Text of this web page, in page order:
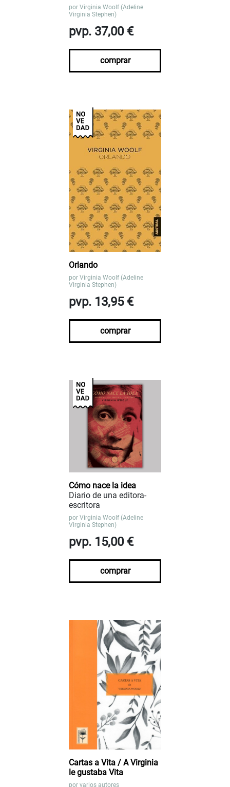
por Virginia Woolf (Adeline
Virginia Stephen)
pvp. 37,00 €
comprar
Orlando
por Virginia Woolf (Adeline
Virginia Stephen)
pvp. 13,95 €
comprar
Cómo nace la idea
Diario de una editora-
escritora
por Virginia Woolf (Adeline
Virginia Stephen)
pvp. 15,00 €
comprar
Cartas a Vita / A Virginia
le gustaba Vita
por varios autores